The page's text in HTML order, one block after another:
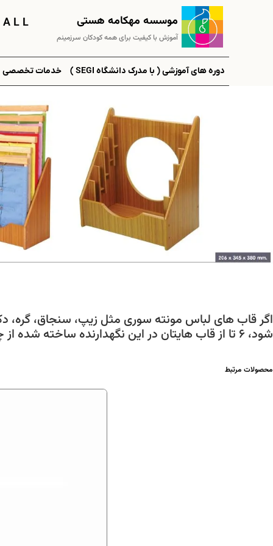
موسسه مهکامه هستی
آموزش با کیفیت برای همه کودکان سرزمینم
L L
دوره های آموزشی ( با مدرک دانشگاه SEGI ) خدمات تخصصی
اگر قاب های لباس مونته سوری مثل زیپ، سنجاق، گره،
شود، ۶ تا از قاب هایتان در این نگهدارنده ساخته شده از چوب بامبو جا می گیرد.
محصولات مرتبط